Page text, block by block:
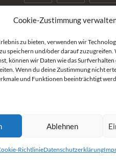
Cookie-Zustimmung
zu bieten, verwenden wir
speichern und/oder darauf zuzugreifen.
können wir Daten wie das
Wenn du deine Zustimmung nicht
und Funktionen beeinträchtigt
Ablehnen
RichtlinieDatenschutzerklärung
Google My Business
Rezension schreiben
Profil) (externer Link)